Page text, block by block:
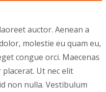
auctor. Aenean a
molestie eu quam eu,
congue orci. Maecenas
Ut nec elit
non nulla. Vestibulum